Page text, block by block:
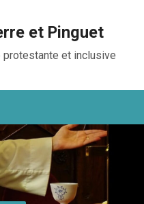
et Pinguet
protestante et inclusive